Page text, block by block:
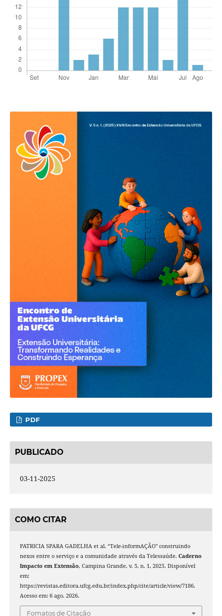
PDF
PUBLICADO
03-11-2025
COMO CITAR
PATRICIA SPARA GADELHA et al. “Tele-informAÇÃO" construindo
nexos entre o serviço e a comunidade através da Telessaúde. Caderno
Impacto em Extensão, Campina Grande, v. 5, n. 1, 2025. Disponível
em:
https://revistas.editora.ufcg.edu.br/index.php/cite/article/view/7186.
Acesso em: 6 ago. 2026.
Fomatos de Citação